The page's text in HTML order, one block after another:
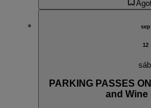
sep
12
sáb.
PARKING PASSES
and Wine